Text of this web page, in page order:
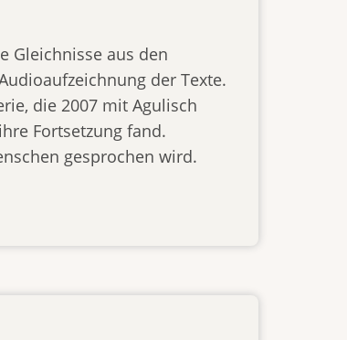
Gleichnisse aus den
der Texte.
die 2007 mit Agulisch
Fortsetzung fand.
gesprochen wird.